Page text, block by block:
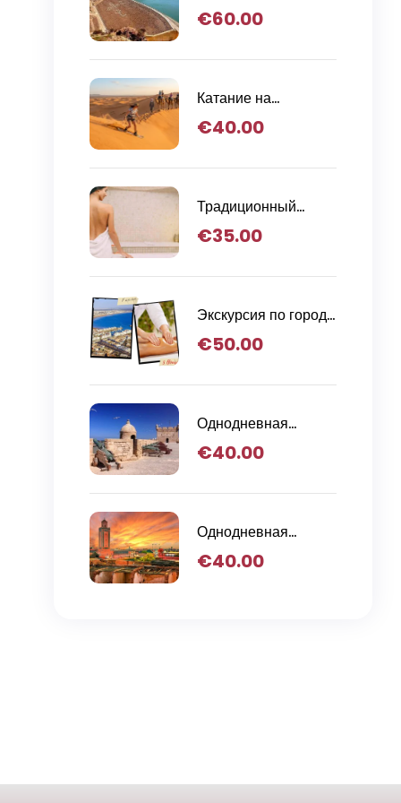
поездка в
Масса
€60.00
Катание на
сэндборде на
верблюдах и ужин-
€40.00
Традиционный
массаж Хаммам
€35.00
Экскурсия по городу
и массаж хаммам
€50.00
Однодневная
поездка из Агадира
€40.00
Однодневная
поездка в Марракеш
€40.00